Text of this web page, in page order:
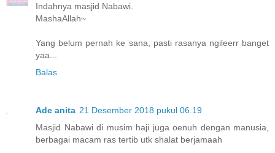
Indahnya masjid Nabawi.
MashaAllah~
Yang belum pernah ke sana, pasti rasanya ngileerr banget
yaa...
Balas
Ade anita 21 Desember 2018 pukul 06.19
Masjid Nabawi di musim haji juga oenuh dengan manusia,
berbagai macam ras tertib utk shalat berjamaah